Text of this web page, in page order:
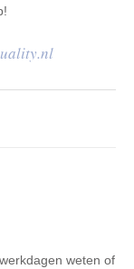
weten of